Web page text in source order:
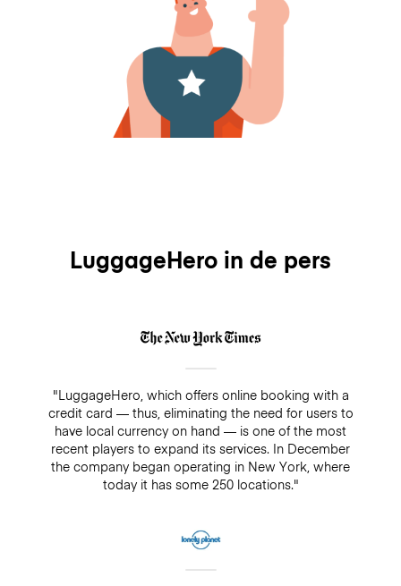
LuggageHero in de pers
"LuggageHero, which offers online booking with a
credit card — thus, eliminating the need for users to
have local currency on hand — is one of the most
recent players to expand its services. In December
the company began operating in New York, where
today it has some 250 locations."